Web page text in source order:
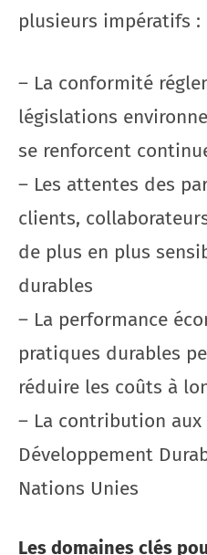
plusieurs impératifs :
– La conformité
législations
se renforcent
– Les attentes des
clients,
de plus en plus
durables
– La performance
pratiques durables
réduire les coûts à
– La contribution
Développement
Nations Unies
Les domaines clés